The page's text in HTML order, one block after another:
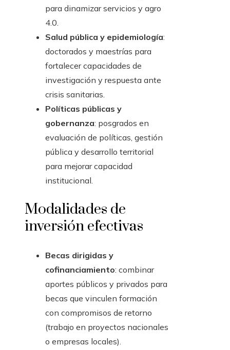
para dinamizar servicios y agro
4.0.
Salud pública y epidemiología:
doctorados y maestrías para
fortalecer capacidades de
investigación y respuesta ante
crisis sanitarias.
Políticas públicas y
gobernanza: posgrados en
evaluación de políticas, gestión
pública y desarrollo territorial
para mejorar capacidad
institucional.
Modalidades de
inversión efectivas
Becas dirigidas y
cofinanciamiento: combinar
aportes públicos y privados para
becas que vinculen formación
con compromisos de retorno
(trabajo en proyectos nacionales
o empresas locales).